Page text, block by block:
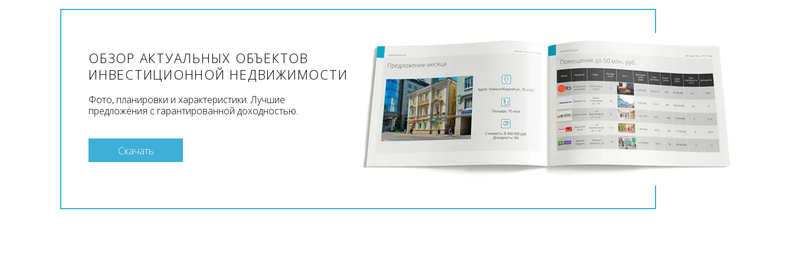
ОБЗОР АКТУАЛЬНЫХ ОБЪЕКТОВ
ИНВЕСТИЦИОННОЙ НЕДВИЖИМОСТИ
Фото, планировки и характеристики. Лучшие
предложения с гарантированной доходностью.
Скачать